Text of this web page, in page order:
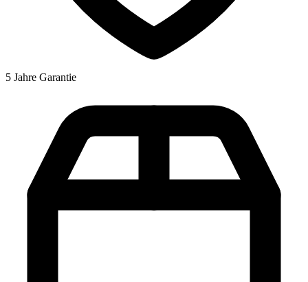
5 Jahre Garantie